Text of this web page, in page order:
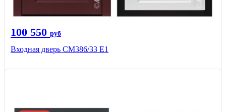
100 550 руб
Входная дверь СМ386/33 Е1